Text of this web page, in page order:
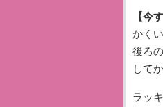
【今
かく
後ろ
して
ラッ